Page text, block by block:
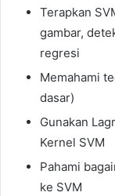
Terapkan
gambar,
regresi
Memahami
dasar)
Gunakan
Kernel SVM
Pahami
ke SVM